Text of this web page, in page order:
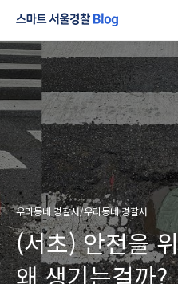
우리동네 경찰서/우리동네 경찰서
(서초) 안전을
왜 생기는걸까?